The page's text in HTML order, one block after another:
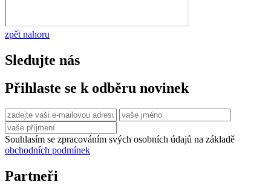
zpět nahoru
Sledujte nás
Přihlaste se k odběru novinek
Souhlasím se zpracováním svých osobních údajů na základě
obchodních podmínek
Partneři